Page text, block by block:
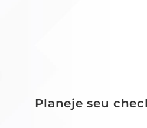
Planeje seu